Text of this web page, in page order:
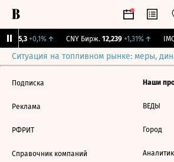
115,3 +0,1%↑ CNY Бирж. 12,239 +1,31%↑
Ситуация на топливном рынке: меры,
Подписка
Реклама
РФРИТ
Справочник компаний
Наши
ВЕДЫ
Город